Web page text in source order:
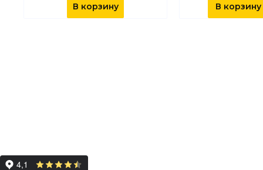
В корзину В корзину